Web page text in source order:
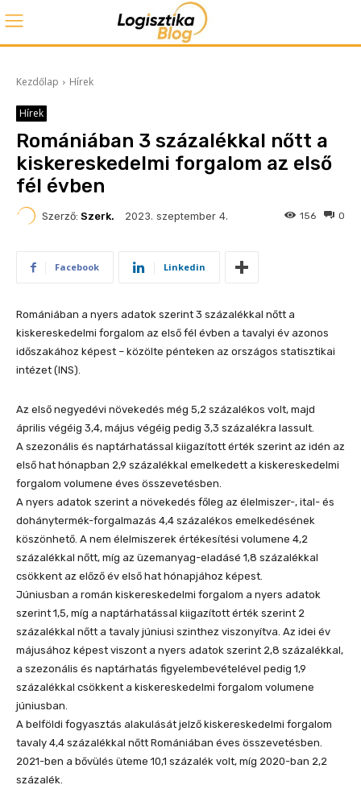
Kezdőlap Hírek
Hírek
Romániában 3 százalékkal nőtt a
kiskereskedelmi forgalom az első
fél évben
Szerző: Szerk. 2023. szeptember 4. 0
156
Facebook Linkedin
Romániában a nyers adatok szerint 3 százalékkal nőtt a
kiskereskedelmi forgalom az első fél évben a tavalyi év azonos
időszakához képest – közölte pénteken az országos statisztikai
intézet (INS).
Az első negyedévi növekedés még 5,2 százalékos volt, majd
április végéig 3,4, május végéig pedig 3,3 százalékra lassult.
A szezonális és naptárhatással kiigazított érték szerint az idén az
első hat hónapban 2,9 százalékkal emelkedett a kiskereskedelmi
forgalom volumene éves összevetésben.
A nyers adatok szerint a növekedés főleg az élelmiszer-, ital- és
dohánytermék-forgalmazás 4,4 százalékos emelkedésének
köszönhető. A nem élelmiszerek értékesítési volumene 4,2
százalékkal nőtt, míg az üzemanyag-eladásé 1,8 százalékkal
csökkent az előző év első hat hónapjához képest.
Júniusban a román kiskereskedelmi forgalom a nyers adatok
szerint 1,5, míg a naptárhatással kiigazított érték szerint 2
százalékkal nőtt a tavaly júniusi szinthez viszonyítva. Az idei év
májusához képest viszont a nyers adatok szerint 2,8 százalékkal,
a szezonális és naptárhatás figyelembevételével pedig 1,9
százalékkal csökkent a kiskereskedelmi forgalom volumene
júniusban.
A belföldi fogyasztás alakulását jelző kiskereskedelmi forgalom
tavaly 4,4 százalékkal nőtt Romániában éves összevetésben.
2021-ben a bővülés üteme 10,1 százalék volt, míg 2020-ban 2,2
százalék.